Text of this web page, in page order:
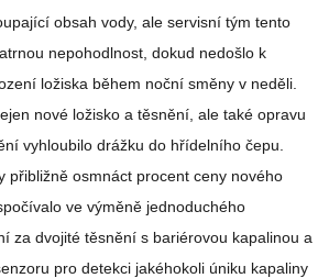
obsah vody, ale servisní tým tento
nepohodlnost, dokud nedošlo k
ložiska během noční směny v neděli.
nové ložisko a těsnění, ale také opravu
vyhloubilo drážku do hřídelního čepu.
přibližně osmnáct procent ceny nového
ve výměně jednoduchého
za dvojité těsnění s bariérovou kapalinou a
pro detekci jakéhokoli úniku kapaliny